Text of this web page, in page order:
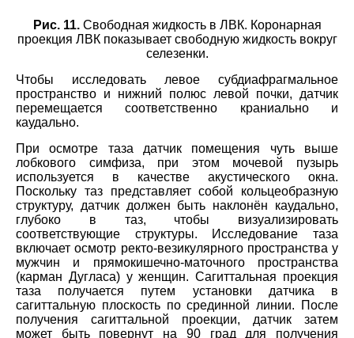
Рис. 11.Свободная жидкость в ЛВК. Коронарная
проекция ЛВК показывает свободную жидкость вокруг
селезенки.
Чтобы исследовать левое субдиафрагмальное
пространство и нижний полюс левой почки, датчик
перемещается соответственно краниально и
каудально.
При осмотре таза датчик помещения чуть выше
лобкового симфиза, при этом мочевой пузырь
используется в качестве акустического окна.
Поскольку таз представляет собой кольцеобразную
структуру, датчик должен быть наклонён каудально,
глубоко в таз, чтобы визуализировать
соответствующие структуры. Исследование таза
включает осмотр ректо-везикулярного пространства у
мужчин и прямокишечно-маточного пространства
(карман Дугласа) у женщин. Сагиттальная проекция
таза получается путем установки датчика в
сагиттальную плоскость по срединной линии. После
получения сагиттальной проекции, датчик затем
может быть повернут на 90 град для получения